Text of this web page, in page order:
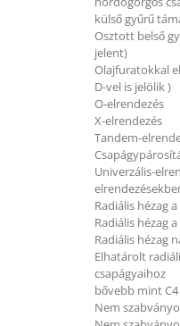
külső gyűrű
Osztott belső
jelent)
Olajfuratokkal
D-vel is jelölik )
O-elrendezés
X-elrendezés
Tandem-
Univerzális-
Radiális hézag
Radiális hézag
Radiális hézag
Elhatárolt
csapágyaihoz
bővebb mint C4
Nem